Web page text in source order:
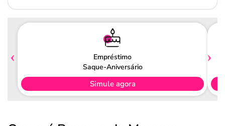
Empréstimo
Saque-Aniversário
Simule agora